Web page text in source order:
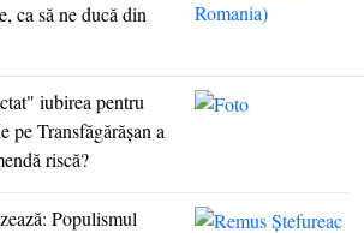
ca să ne ducă din
iubirea pentru
pe Transfăgărăşan a
riscă?
Populismul